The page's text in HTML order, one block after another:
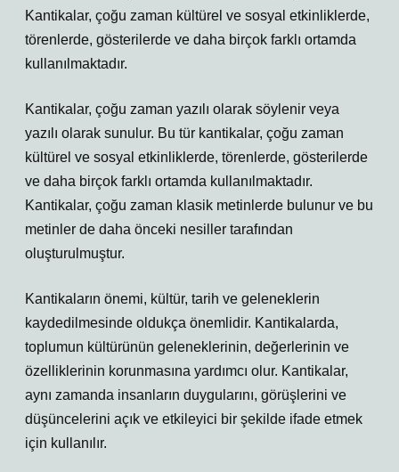
Kantikalar, çoğu zaman kültürel ve sosyal etkinliklerde,
törenlerde, gösterilerde ve daha birçok farklı ortamda
kullanılmaktadır.
Kantikalar, çoğu zaman yazılı olarak söylenir veya
yazılı olarak sunulur. Bu tür kantikalar, çoğu zaman
kültürel ve sosyal etkinliklerde, törenlerde, gösterilerde
ve daha birçok farklı ortamda kullanılmaktadır.
Kantikalar, çoğu zaman klasik metinlerde bulunur ve bu
metinler de daha önceki nesiller tarafından
oluşturulmuştur.
Kantikaların önemi, kültür, tarih ve geleneklerin
kaydedilmesinde oldukça önemlidir. Kantikalarda,
toplumun kültürünün geleneklerinin, değerlerinin ve
özelliklerinin korunmasına yardımcı olur. Kantikalar,
aynı zamanda insanların duygularını, görüşlerini ve
düşüncelerini açık ve etkileyici bir şekilde ifade etmek
için kullanılır.